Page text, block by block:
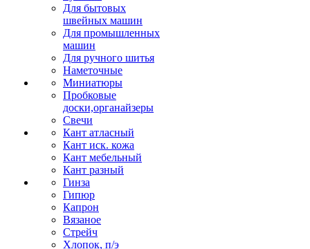
Для бытовых
швейных машин
Для промышленных
машин
Для ручного шитья
Наметочные
Миниатюры
Пробковые
доски,органайзеры
Свечи
Кант атласный
Кант иск. кожа
Кант мебельный
Кант разный
Гинза
Гипюр
Капрон
Вязаное
Стрейч
Хлопок, п/э